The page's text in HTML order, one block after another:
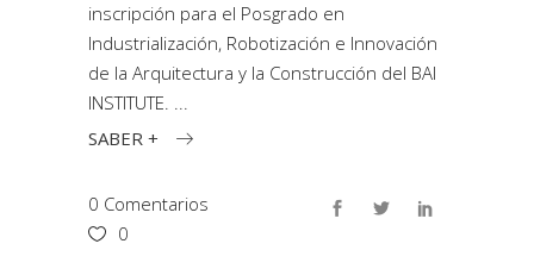
inscripción para el Posgrado en
Industrialización, Robotización e Innovación
de la Arquitectura y la Construcción del BAI
INSTITUTE.
SABER +
0 Comentarios
0